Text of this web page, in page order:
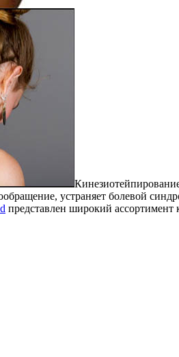
устраняет болевой
представлен широкий ассортимент